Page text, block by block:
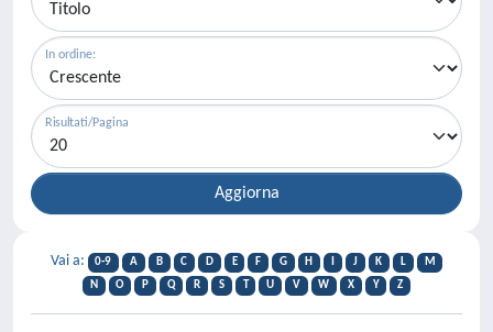
In ordine:
Risultati/Pagina
Vai a: 0-9 A B C D E F G H J K L
M
N
O P Q R S T U V W X Y Z